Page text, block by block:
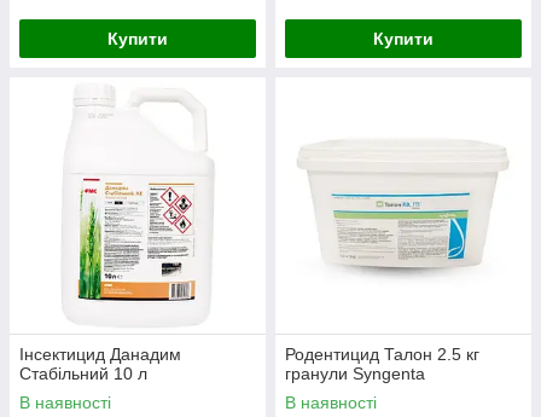
Купити Купити
Інсектицид Данадим
Стабільний 10 л
В наявності
Родентицид Талон 2.5 кг
гранули Syngenta
В наявності